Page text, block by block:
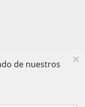
de nuestros